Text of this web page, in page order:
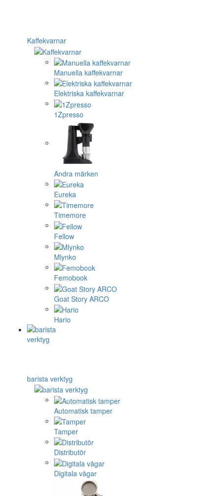
Kaffekvarnar
Manuella kaffekvarnar
Elektriska kaffekvarnar
1Zpresso
Andra märken
Eureka
Timemore
Fellow
Mlynko
Femobook
Goat Story ARCO
Hario
barista verktyg
Automatisk tamper
Tamper
Distributör
Digitala vågar